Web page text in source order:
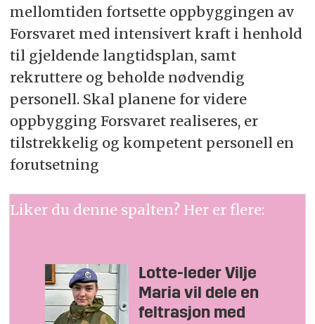
mellomtiden fortsette oppbyggingen av
Forsvaret med intensivert kraft i henhold
til gjeldende langtidsplan, samt
rekruttere og beholde nødvendig
personell. Skal planene for videre
oppbygging Forsvaret realiseres, er
tilstrekkelig og kompetent personell en
forutsetning
Liker du denne spalten? Her er flere:
Lotte-leder Vilje
Maria vil dele en
feltrasjon med